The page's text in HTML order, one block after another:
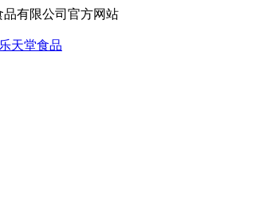
品有限公司官方网站